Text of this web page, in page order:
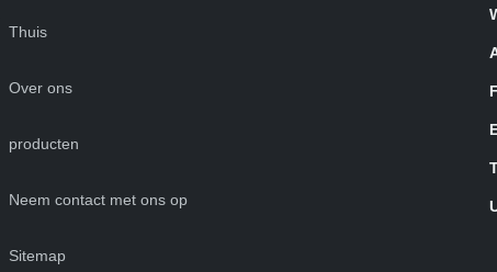
Thuis
Over ons
producten
Neem contact met ons op
Sitemap